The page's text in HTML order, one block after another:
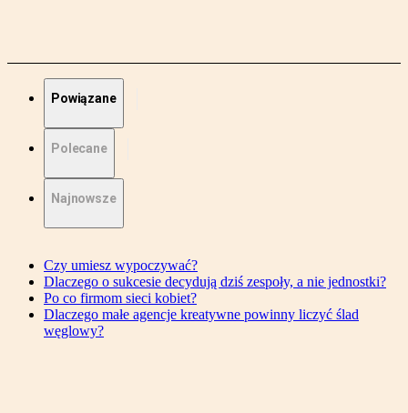
Powiązane
Polecane
Najnowsze
Czy umiesz wypoczywać?
Dlaczego o sukcesie decydują dziś zespoły, a nie jednostki?
Po co firmom sieci kobiet?
Dlaczego małe agencje kreatywne powinny liczyć ślad
węglowy?